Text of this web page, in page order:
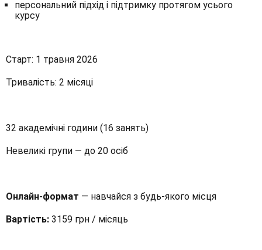
персональний підхід і підтримку протягом усього
курсу
Старт: 1 травня 2026
Тривалість: 2 місяці
32 академічні години (16 занять)
Невеликі групи — до 20 осіб
Онлайн-формат — навчайся з будь-якого місця
Вартість: 3159 грн / місяць